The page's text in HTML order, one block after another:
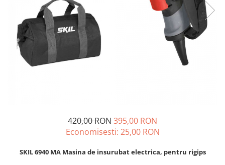
Echere si compasuri
Nivele
Nivele laser
Rulete si metre
Telemetre
Termometre
Masini de gaurit si insurubat
Masini de slefuit si rindeluit
Masini multifunctionale
Polizoare unghiulare
Salopetă cu pieptar
Tricouri
Veste
îmbrăcăminte unică folosinţă
Industria Alimentară
Protecţie ignifugă
Accesorii rezistente la flacără
420,00 RON395,00 RON
Economisesti: 25,00 RON
SKIL 6940 MA Masina de insurubat electrica, pentru rigips